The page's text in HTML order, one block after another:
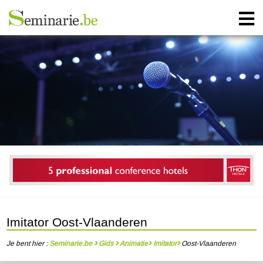
Imitator Oost-Vlaanderen
Je bent hier : Seminarie.be Gids Animatie Imitator Oost-Vlaanderen